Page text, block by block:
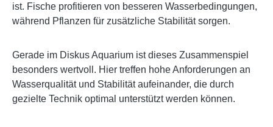
ist. Fische profitieren von besseren Wasserbedingungen,
während Pflanzen für zusätzliche Stabilität sorgen.
Gerade im Diskus Aquarium ist dieses Zusammenspiel
besonders wertvoll. Hier treffen hohe Anforderungen an
Wasserqualität und Stabilität aufeinander, die durch
gezielte Technik optimal unterstützt werden können.